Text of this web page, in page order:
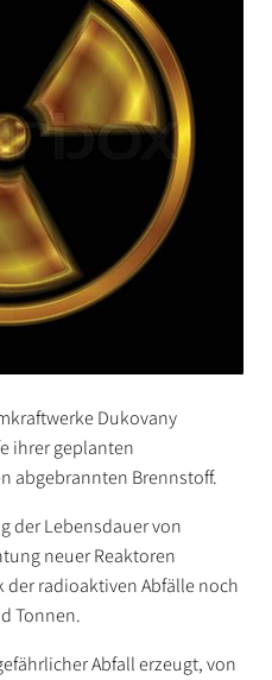
Dukovany
ihrer geplanten
abgebrannten Brennstoff.
der Lebensdauer von
neuer Reaktoren
radioaktiven Abfälle noch
Tonnen.
Abfall erzeugt, von